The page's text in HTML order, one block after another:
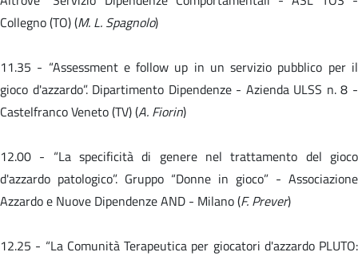
Collegno (TO) (M. L. Spagnolo)
11.35 - “Assessment e follow up in un servizio pubblico per il
gioco d'azzardo”. Dipartimento Dipendenze - Azienda ULSS n. 8 -
Castelfranco Veneto (TV) (A. Fiorin)
12.00 - “La specificità di genere nel trattamento del gioco
d'azzardo patologico”. Gruppo “Donne in gioco” - Associazione
Azzardo e Nuove Dipendenze AND - Milano (F. Prever)
12.25 - “La Comunità Terapeutica per giocatori d'azzardo PLUTO: